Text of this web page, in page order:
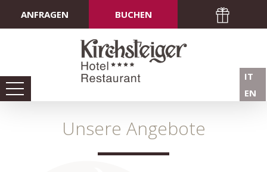
ANFRAGEN BUCHEN
IT
EN
Unsere Angebote